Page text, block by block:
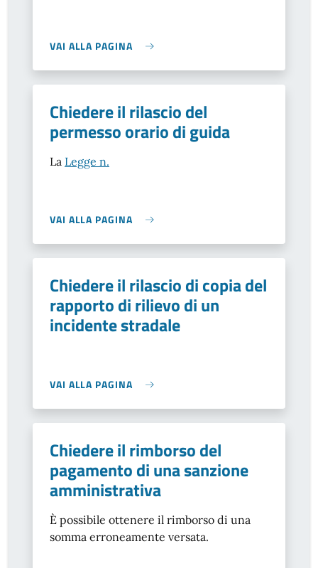
VAI ALLA PAGINA
Chiedere il rilascio del
permesso orario di guida
La Legge n.
VAI ALLA PAGINA
Chiedere il rilascio di copia del
rapporto di rilievo di un
incidente stradale
VAI ALLA PAGINA
Chiedere il rimborso del
pagamento di una sanzione
amministrativa
È possibile ottenere il rimborso di una
somma erroneamente versata.